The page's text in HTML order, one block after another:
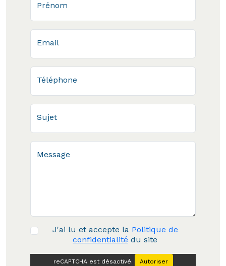
Prénom
Email
Téléphone
Sujet
Message
J'ai lu et accepte la Politique de
confidentialité du site
reCAPTCHA est désactivé. Autoriser